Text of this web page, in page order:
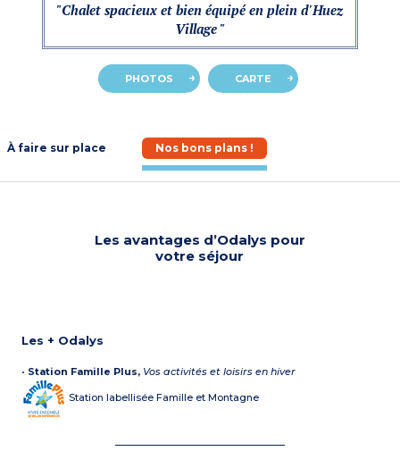
"Chalet spacieux et bien équipé en plein d'Huez
Village "
PHOTOS CARTE
À faire sur place Nos bons plans !
Les avantages d’Odalys pour
votre séjour
Les + Odalys
• Station Famille Plus, Vos activités et loisirs en hiver
Station labellisée Famille et Montagne